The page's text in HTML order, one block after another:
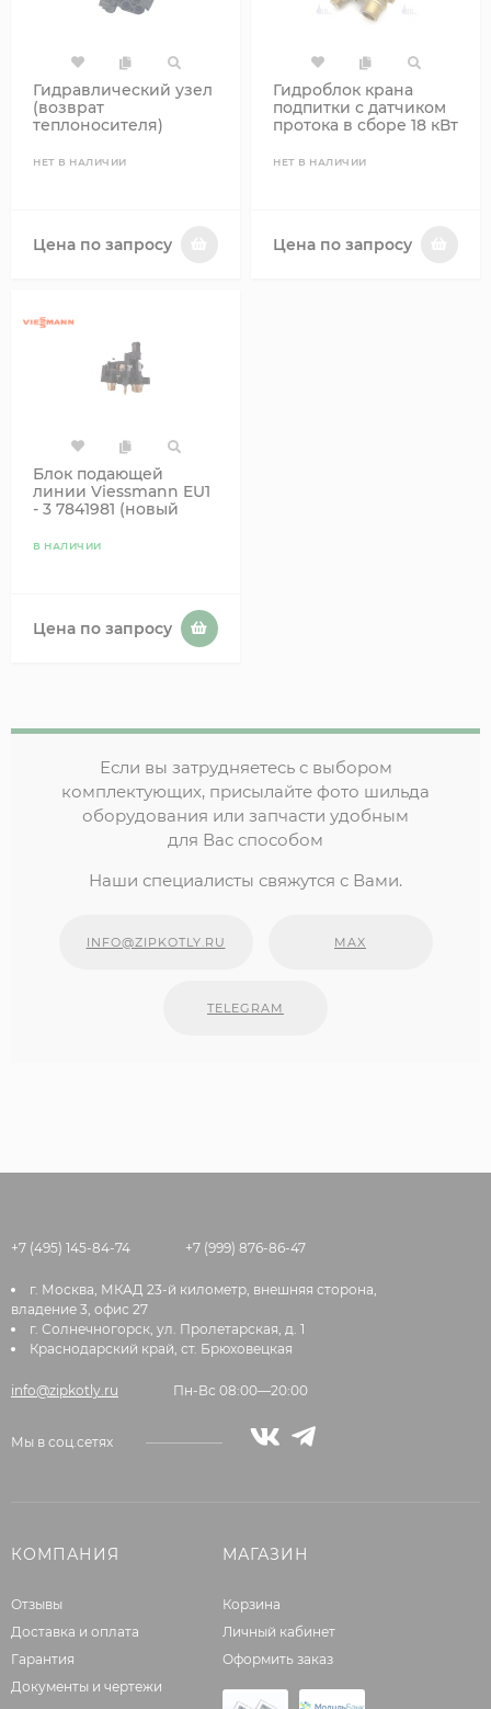
Гидравлический узел
(возврат
теплоносителя)
НЕТ В НАЛИЧИИ
Цена по запросу
Гидроблок крана
подпитки с датчиком
протока в сборе 18 кВт
НЕТ В НАЛИЧИИ
Цена по запросу
Блок подающей
линии Viessmann EU1
- 3 7841981 (новый
В НАЛИЧИИ
Цена по запросу
Если вы затрудняетесь с выбором
комплектующих, присылайте фото шильда
оборудования или запчасти удобным
для Вас способом
Наши специалисты свяжутся с Вами.
INFO@ZIPKOTLY.RU MAX
TELEGRAM
+7 (495) 145-84-74 +7 (999) 876-86-47
г. Москва, МКАД 23-й километр, внешняя сторона,
владение 3, офис 27
г. Солнечногорск, ул. Пролетарская, д. 1
Краснодарский край, ст. Брюховецкая
info@zipkotly.ru Пн-Вс 08:00—20:00
Мы в соц.сетях
КОМПАНИЯ
Отзывы
Доставка и оплата
Гарантия
Документы и чертежи
МАГАЗИН
Корзина
Личный кабинет
Оформить заказ